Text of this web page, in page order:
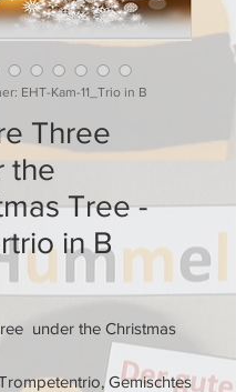
EHT-Kam-11_Trio in B
Three
the
Tree -
in B
under the Christmas
Gemischtes